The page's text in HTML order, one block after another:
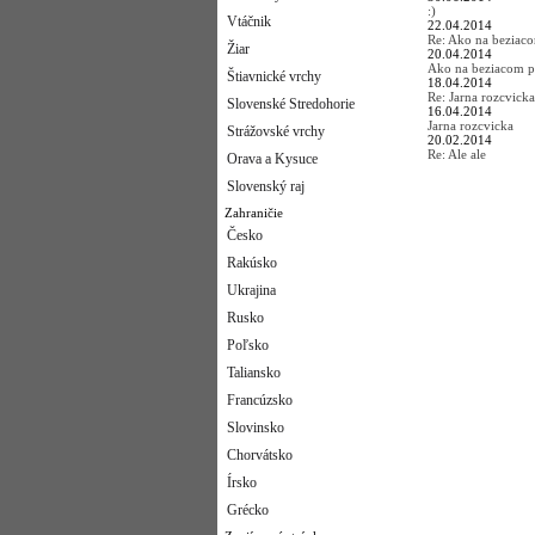
Vtáčnik
Žiar
Štiavnické vrchy
Slovenské Stredohorie
Strážovské vrchy
Orava a Kysuce
Slovenský raj
Zahraničie
Česko
Rakúsko
Ukrajina
Rusko
Poľsko
Taliansko
Francúzsko
Slovinsko
Chorvátsko
Írsko
Grécko
:)
22.04.2014
Re: Ako na
20.04.2014
Ako na beziacom
18.04.2014
Re: Jarna rozcvicka
16.04.2014
Jarna rozcvicka
20.02.2014
Re: Ale ale